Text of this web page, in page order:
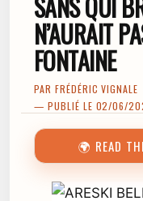
N’AURAIT
FONTAINE
PAR FRÉDÉRIC VIGNALE
— PUBLIÉ LE 02/06/
🌍 READ